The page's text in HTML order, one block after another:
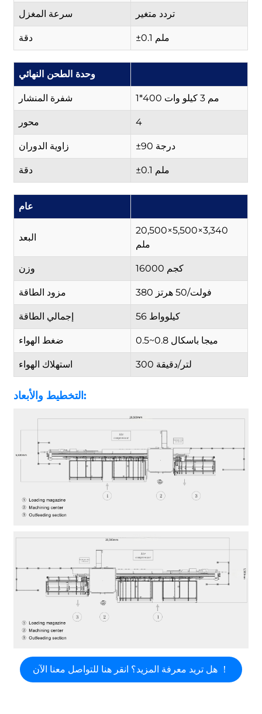
سرعة المغزل تردد متغير
دقة ±0.1 ملم
وحدة الطحن النهائي
شفرة المنشار 1*400 مم 3 كيلو وات
محور 4
زاوية الدوران ±90 درجة
دقة ±0.1 ملم
عام
البعد
20,500×5,500×3,340
ملم
وزن 16000 كجم
مزود الطاقة 380 فولت/50 هرتز
إجمالي الطاقة 56 كيلوواط
ضغط الهواء 0.5~0.8 ميجا باسكال
استهلاك الهواء 300 لتر/دقيقة
التخطيط والأبعاد:
هل تريد معرفة المزيد؟ انقر هنا للتواصل معنا الآن ！